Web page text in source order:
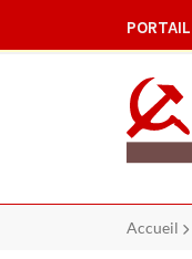
PORTAIL
Accueil